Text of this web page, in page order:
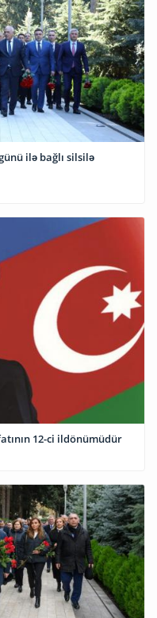
ilə bağlı silsilə
12-ci ildönümüdür